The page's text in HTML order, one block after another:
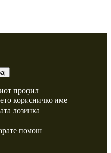
профил
корисничко име
лозинка
помош